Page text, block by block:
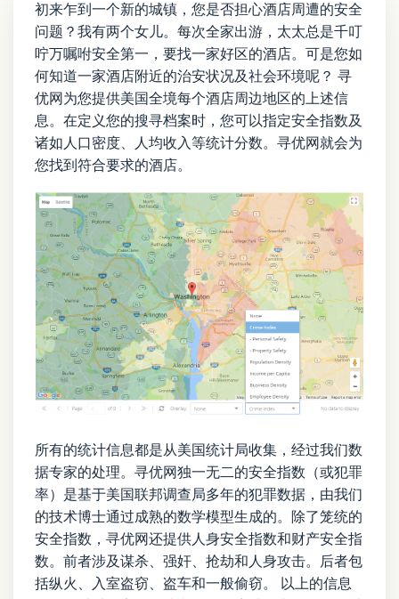
初来乍到一个新的城镇，您是否担心酒店周遭的安全
问题？我有两个女儿。每次全家出游，太太总是千叮
咛万嘱咐安全第一，要找一家好区的酒店。可是您如
何知道一家酒店附近的治安状况及社会环境呢？ 寻
优网为您提供美国全境每个酒店周边地区的上述信
息。在定义您的搜寻档案时，您可以指定安全指数及
诸如人口密度、人均收入等统计分数。寻优网就会为
您找到符合要求的酒店。
所有的统计信息都是从美国统计局收集，经过我们数
据专家的处理。寻优网独一无二的安全指数（或犯罪
率）是基于美国联邦调查局多年的犯罪数据，由我们
的技术博士通过成熟的数学模型生成的。除了笼统的
安全指数，寻优网还提供人身安全指数和财产安全指
数。前者涉及谋杀、强奸、抢劫和人身攻击。后者包
括纵火、入室盗窃、盗车和一般偷窃。 以上的信息